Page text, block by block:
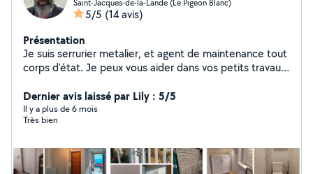
Saint-Jacques-de-la-Lande (Le Pigeon Blanc)
5/5 (14 avis)
Présentation
Je suis serrurier metalier, et agent de maintenance tout
corps d'état. Je peux vous aider dans vos petits travaux
Dernier avis laissé par Lily : 5/5
Il y a plus de 6 mois
Très bien